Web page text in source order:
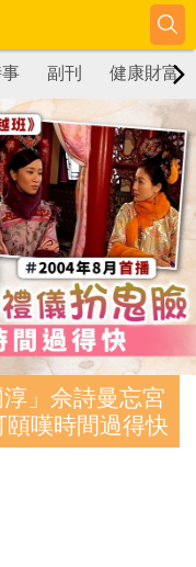
副刊 健康財富
淳」佘詩曼忘宮
嘆時間過得快